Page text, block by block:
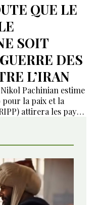
QUE LE
SOIT
DES
L’IRAN
Pachinian estime
pour la paix et la
attirera les pays
sa mise en